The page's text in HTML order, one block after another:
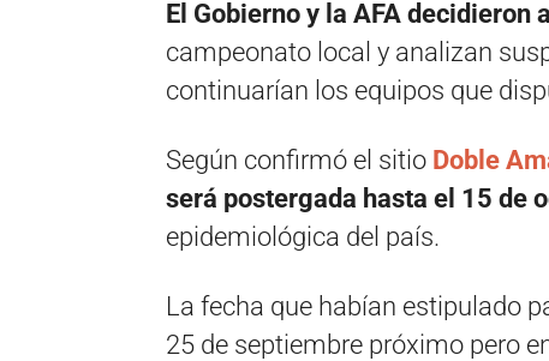
El Gobierno y la AFA decidieron
campeonato local y analizan
continuarían los equipos que
Según confirmó el sitio Doble
será postergada hasta el 15 de
epidemiológica del país.
La fecha que habían estipulado
25 de septiembre próximo pero